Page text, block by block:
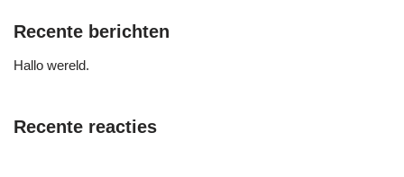
Recente berichten
Hallo wereld.
Recente reacties